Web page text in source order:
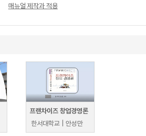
매뉴얼 제작과 적용
프랜차이즈 창업경영론
한서대학교 | 안성만